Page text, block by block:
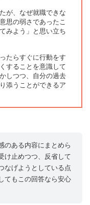
が、なぜ就職できな
思の弱さであったこ
みよう」と思い立ち
たらすぐに行動をす
することを意識して
しつつ、自分の過去
添うことができるア
のある内容にまとめら
け止めつつ、反省して
なげようとしている点
てもこの回答なら安心